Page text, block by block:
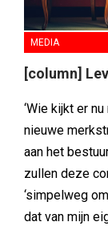
MEDIA
[column]
‘Wie kijkt er
nieuwe
aan het
zullen deze
‘simpelweg
dat van mijn